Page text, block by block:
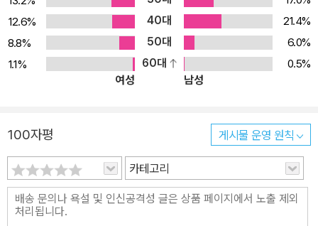
12.6%
40대
21.4%
8.8%
50대
6.0%
1.1%
60대
0.5%
여성
남성
100자평 게시물 운영 원칙
카테고리